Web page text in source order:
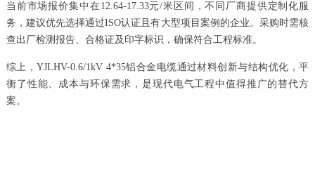
当前市场报价集中在12.64-17.33元/米区间，不同厂商提供定制化服
务，建议优先选择通过ISO认证且有大型项目案例的企业。采购时需核
查出厂检测报告、合格证及印字标识，确保符合工程标准。
综上，YJLHV-0.6/1kV 4*35铝合金电缆通过材料创新与结构优化，平
衡了性能、成本与环保需求，是现代电气工程中值得推广的替代方
案。